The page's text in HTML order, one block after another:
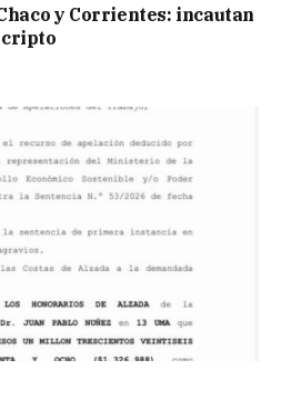
y Corrientes: incautan
cripto